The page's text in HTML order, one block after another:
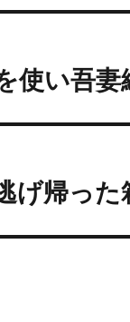
使い吾妻
げ帰った